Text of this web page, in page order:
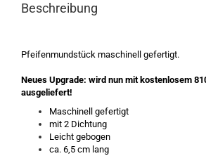
Beschreibung
Pfeifenmundstück maschinell gefertigt.
Neues Upgrade: wird nun mit kostenlosem
ausgeliefert!
Maschinell gefertigt
mit 2 Dichtung
Leicht gebogen
ca. 6,5 cm lang